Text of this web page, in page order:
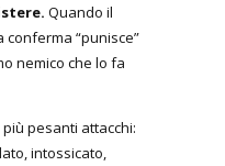
Quando il
“punisce”
nemico che lo fa
pesanti attacchi:
intossicato,